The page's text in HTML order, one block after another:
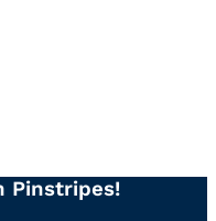
Pinstripes!